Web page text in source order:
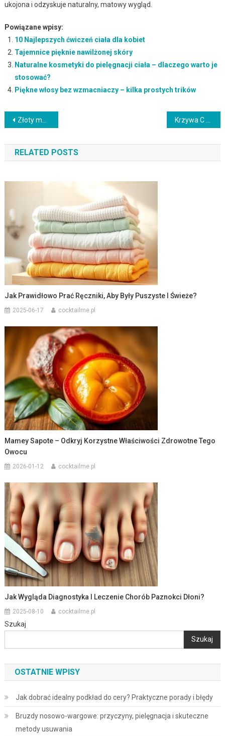
ukojona i odzyskuje naturalny, matowy wygląd.
Powiązane wpisy:
10 Najlepszych ćwiczeń ciała dla kobiet
Tajemnice pięknie nawilżonej skóry
Naturalne kosmetyki do pielęgnacji ciała – dlaczego warto je
stosować?
Piękne włosy bez wzmacniaczy – kilka prostych trików
Nawigacja
wpisu
Złoty makijaż oczu – trendy, techniki i inspiracje na karnawał
RELATED POSTS
Jak Prawidłowo Prać Ręczniki, Aby Były Puszyste I Świeże?
2025-06-17 cocktailme.pl
Mamey Sapote – Odkryj Korzystne Właściwości Zdrowotne Tego
Owocu
2026-01-12 cocktailme.pl
Jak Wygląda Diagnostyka I Leczenie Chorób Paznokci Dłoni?
2025-08-10 cocktailme.pl
Szukaj
Szukaj
OSTATNIE WPISY
Jak dobrać idealny podkład do cery? Praktyczne porady i błędy
Bruzdy nosowo-wargowe: przyczyny, pielęgnacja i skuteczne
metody usuwania